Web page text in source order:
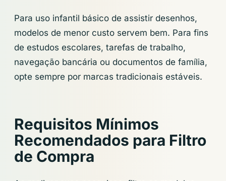
Para uso infantil básico de assistir desenhos,
modelos de menor custo servem bem. Para fins
de estudos escolares, tarefas de trabalho,
navegação bancária ou documentos de família,
opte sempre por marcas tradicionais estáveis.
Requisitos Mínimos
Recomendados para Filtro
de Compra